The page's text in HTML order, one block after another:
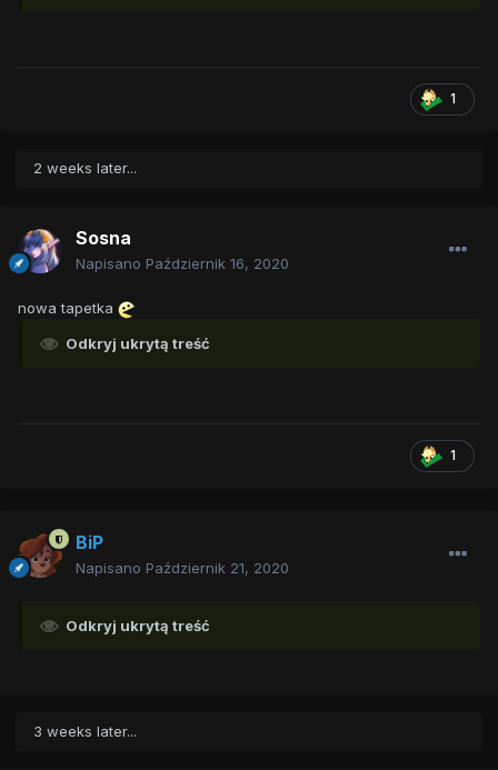
1
2 weeks later...
Sosna
Napisano Październik 16, 2020
nowa tapetka
Odkryj ukrytą treść
1
BiP
Napisano Październik 21, 2020
Odkryj ukrytą treść
3 weeks later...